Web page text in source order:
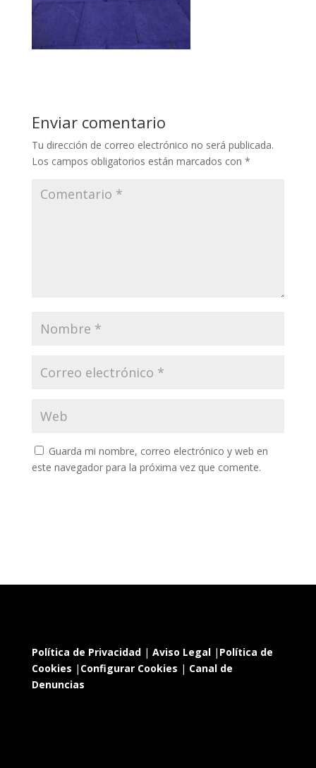
Enviar comentario
Tu dirección de correo electrónico no será publicada.
Los campos obligatorios están marcados con *
Guarda mi nombre, correo electrónico y web en
este navegador para la próxima vez que comente.
Política de Privacidad| Aviso Legal| Política de
Cookies | Configurar Cookies | Canal de
Denuncias